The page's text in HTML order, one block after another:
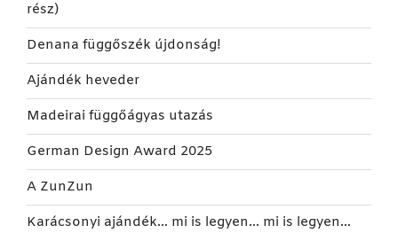
rész)
Denana függőszék újdonság!
Ajándék heveder
Madeirai függőágyas utazás
German Design Award 2025
A ZunZun
Karácsonyi ajándék… mi is legyen… mi is legyen…